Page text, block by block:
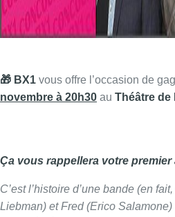
🎁 BX1 vous offre l’occasion de
novembre à 20h30 au Théâtre de
Ça vous rappellera votre premier
C’est l’histoire d’une bande (en
Liebman) et Fred (Erico